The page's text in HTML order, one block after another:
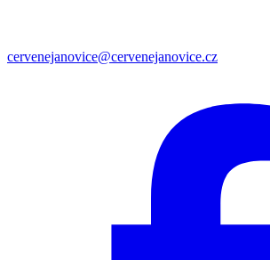
cervenejanovice@cervenejanovice.cz